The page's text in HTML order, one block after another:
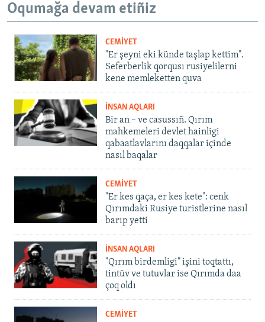
Oqumağa devam etiñiz
CEMİYET
"Er şeyni eki künde taşlap kettim".
Seferberlik qorqusı rusiyelilerni
kene memleketten quva
İNSAN AQLARI
Bir an – ve casussıñ. Qırım
mahkemeleri devlet hainligi
qabaatlavlarını daqqalar içinde
nasıl baqalar
CEMİYET
"Er kes qaça, er kes kete": cenk
Qırımdaki Rusiye turistlerine nasıl
barıp yetti
İNSAN AQLARI
"Qırım birdemligi" işini toqtattı,
tintüv ve tutuvlar ise Qırımda daa
çoq oldı
CEMİYET